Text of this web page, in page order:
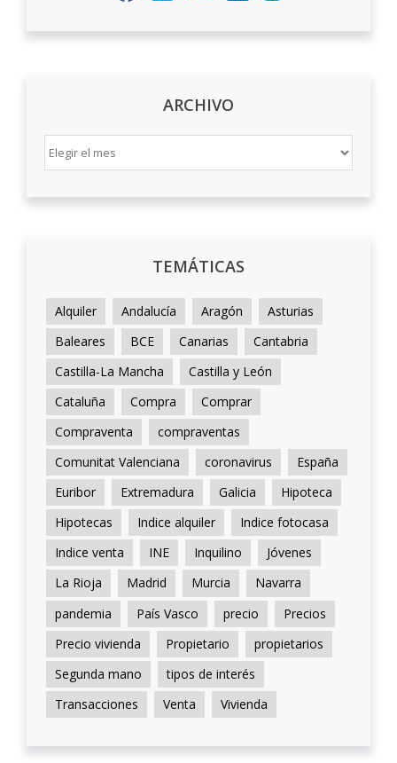
ARCHIVO
TEMÁTICAS
Alquiler Andalucía Aragón
Asturias
Baleares
BCE Canarias
Cantabria
Castilla-La Mancha
Castilla y León
Cataluña
Compra
Comprar
Compraventa
compraventas
Comunitat Valenciana
coronavirus
España
Euribor
Extremadura Galicia
Hipoteca
Hipotecas
Indice alquiler
Indice fotocasa
Indice venta
INE Inquilino
Jóvenes
La Rioja
Madrid Murcia
Navarra
pandemia
País Vasco precio
Precios
Precio vivienda
Propietario
propietarios
Segunda mano
tipos de interés
Transacciones
Venta Vivienda